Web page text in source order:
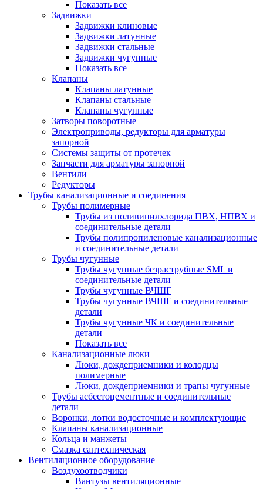
Показать все
Задвижки
Задвижки клиновые
Задвижки латунные
Задвижки стальные
Задвижки чугунные
Показать все
Клапаны
Клапаны латунные
Клапаны стальные
Клапаны чугунные
Затворы поворотные
Электроприводы, редукторы для арматуры
запорной
Системы защиты от протечек
Запчасти для арматуры запорной
Вентили
Редукторы
Трубы канализационные и соединения
Трубы полимерные
Трубы из поливинилхлорида ПВХ, НПВХ и
соединительные детали
Трубы полипропиленовые канализационные
и соединительные детали
Трубы чугунные
Трубы чугунные безраструбные SML и
соединительные детали
Трубы чугунные ВЧШГ
Трубы чугунные ВЧШГ и соединительные
детали
Трубы чугунные ЧК и соединительные
детали
Показать все
Канализационные люки
Люки, дождеприемники и колодцы
полимерные
Люки, дождеприемники и трапы чугунные
Трубы асбестоцементные и соединительные
детали
Воронки, лотки водосточные и комплектующие
Клапаны канализационные
Кольца и манжеты
Смазка сантехническая
Вентиляционное оборудование
Воздухоотводчики
Вантузы вентиляционные